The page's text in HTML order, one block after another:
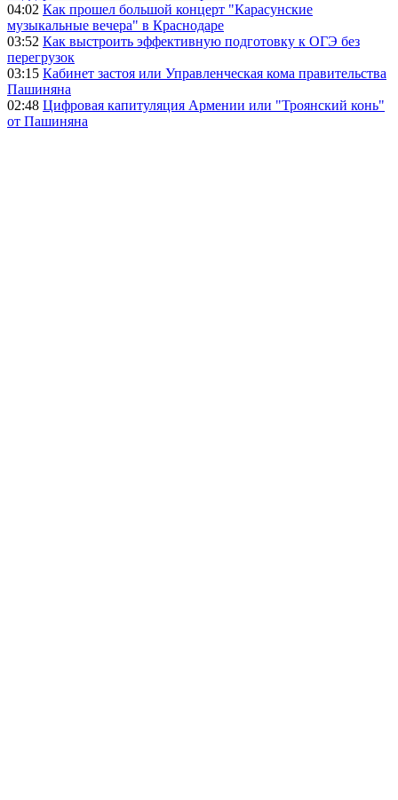
04:02 Как прошел большой концерт "Карасунские
музыкальные вечера" в Краснодаре
03:52 Как выстроить эффективную подготовку к ОГЭ без
перегрузок
03:15 Кабинет застоя или Управленческая кома правительства
Пашиняна
02:48 Цифровая капитуляция Армении или "Троянский конь"
от Пашиняна